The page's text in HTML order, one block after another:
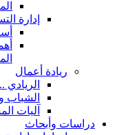
إدارة
ريادة أعمال
الريادي
الشباب
آليات
دراسات وأبحاث